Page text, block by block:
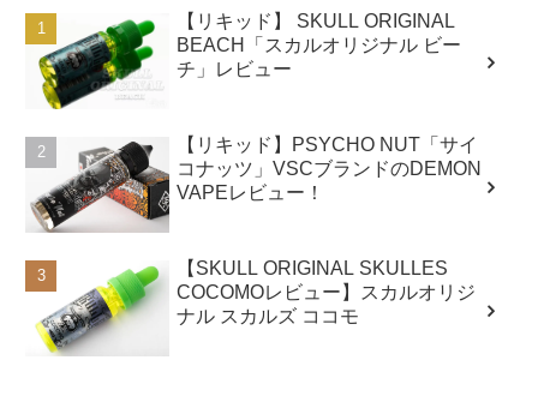
【リキッド】 SKULL ORIGINAL
BEACH「スカルオリジナル ビー
チ」レビュー
【リキッド】PSYCHO NUT「サイ
コナッツ」VSCブランドのDEMON
VAPEレビュー！
【SKULL ORIGINAL SKULLES
COCOMOレビュー】スカルオリジ
ナル スカルズ ココモ